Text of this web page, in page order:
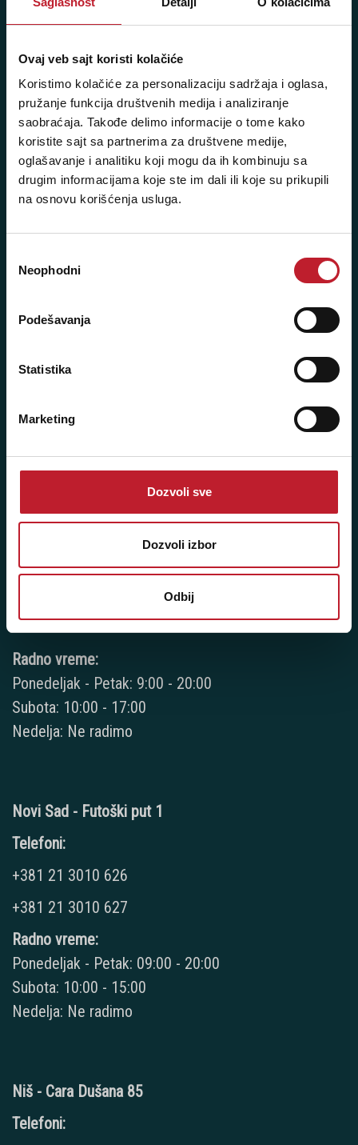
Ovaj veb sajt koristi kolačiće
Koristimo kolačiće za personalizaciju sadržaja i oglasa,
pružanje funkcija društvenih medija i analiziranje
saobraćaja. Takođe delimo informacije o tome kako
koristite sajt sa partnerima za društvene medije,
oglašavanje i analitiku koji mogu da ih kombinuju sa
drugim informacijama koje ste im dali ili koje su prikupili
na osnovu korišćenja usluga.
сагласности
Neophodni
Podešavanja
Statistika
Marketing
Dozvoli sve
Dozvoli izbor
Odbij
060/6470116
NAŠE PRODAVNICE
Beograd - Svetogorska 9
Telefoni:
+381 11 3347 442
+381 11 3347 615
+381 11 2688 068
+381 11 2688 069
Ponedeljak - Petak: 9:00 - 20:00
Nedelja: Ne radimo
Novi Beograd - Milutina Milankovića 120D
+381 11 777 7776
+381 11 7777 060
Radno vreme:
Ponedeljak - Petak: 9:00 - 20:00
Subota: 10:00 - 17:00
Nedelja: Ne radimo
Novi Sad - Futoški put 1
Telefoni:
+381 21 3010 626
+381 21 3010 627
Radno vreme:
Ponedeljak - Petak: 09:00 - 20:00
Subota: 10:00 - 15:00
Nedelja: Ne radimo
Niš - Cara Dušana 85
Telefoni: